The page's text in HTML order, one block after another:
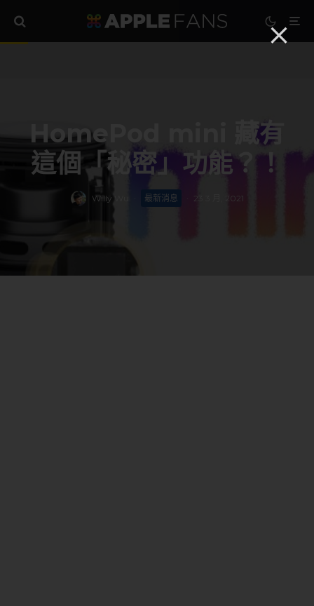
HomePod mini 藏有
這個「秘密」功能？！
Willy Wu 最新消息 23 3 月, 2021